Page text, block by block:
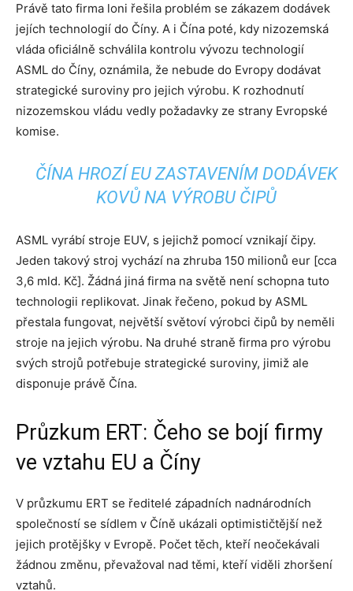
Právě tato firma loni řešila problém se zákazem dodávek
jejích technologií do Číny. A i Čína poté, kdy nizozemská
vláda oficiálně schválila kontrolu vývozu technologií
ASML do Číny, oznámila, že nebude do Evropy dodávat
strategické suroviny pro jejich výrobu. K rozhodnutí
nizozemskou vládu vedly požadavky ze strany Evropské
komise.
ČÍNA HROZÍ EU ZASTAVENÍM DODÁVEK
KOVŮ NA VÝROBU ČIPŮ
ASML vyrábí stroje EUV, s jejichž pomocí vznikají čipy.
Jeden takový stroj vychází na zhruba 150 milionů eur [cca
3,6 mld. Kč]. Žádná jiná firma na světě není schopna tuto
technologii replikovat. Jinak řečeno, pokud by ASML
přestala fungovat, největší světoví výrobci čipů by neměli
stroje na jejich výrobu. Na druhé straně firma pro výrobu
svých strojů potřebuje strategické suroviny, jimiž ale
disponuje právě Čína.
Průzkum ERT: Čeho se bojí firmy
ve vztahu EU a Číny
V průzkumu ERT se ředitelé západních nadnárodních
společností se sídlem v Číně ukázali optimističtější než
jejich protějšky v Evropě. Počet těch, kteří neočekávali
žádnou změnu, převažoval nad těmi, kteří viděli zhoršení
vztahů.